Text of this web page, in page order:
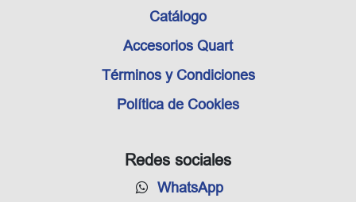
Redes sociales
WhatsApp
Catálogo
Accesorios Quart
Términos y Condiciones
Política de Cookies